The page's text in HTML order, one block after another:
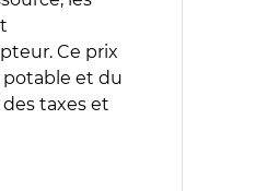
Ce prix
potable et du
taxes et